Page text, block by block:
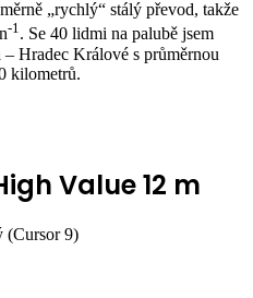
„rychlý“ stálý převod, takže
-1. Se 40 lidmi na palubě jsem
– Hradec Králové s průměrnou
kilometrů.
Value 12 m
(Cursor 9)